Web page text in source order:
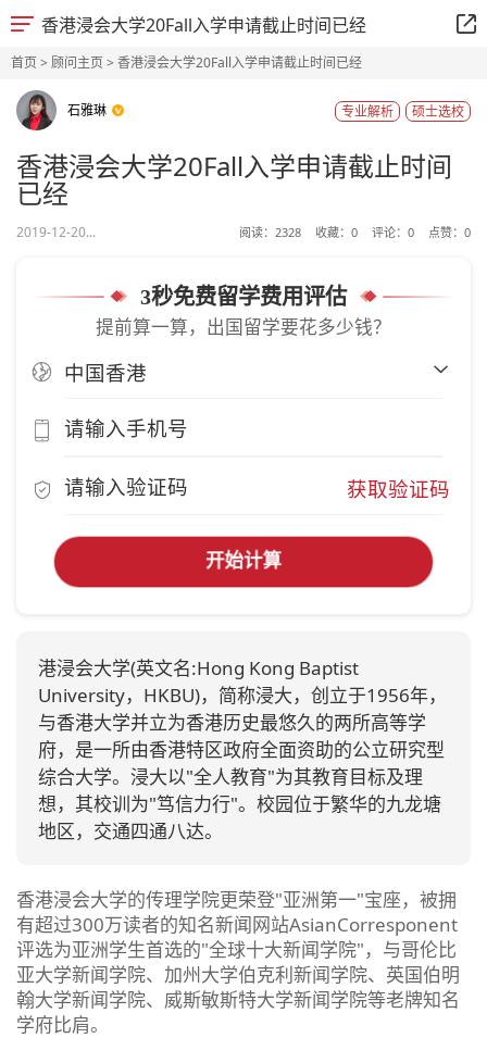
香港浸会大学20Fall入学申请截止时间已经
首页> 顾问主页> 香港浸会大学20Fall入学申请截止时间已经
石雅琳 硕士选校
专业解析
香港浸会大学20Fall入学申请截止时间
已经
2019-12-20... 阅读： 2328 收藏： 0 评论： 0 点赞： 0
3秒免费留学费用评估
提前算一算，出国留学要花多少钱？
获取验证码
开始计算
港浸会大学(英文名:Hong Kong Baptist
University，HKBU)，简称浸大，创立于1956年，
与香港大学并立为香港历史最悠久的两所高等学
府，是一所由香港特区政府全面资助的公立研究型
综合大学。浸大以"全人教育"为其教育目标及理
想，其校训为"笃信力行"。校园位于繁华的九龙塘
地区，交通四通八达。
香港浸会大学的传理学院更荣登"亚洲第一"宝座，被拥
有超过300万读者的知名新闻网站AsianCorresponent
评选为亚洲学生首选的"全球十大新闻学院"，与哥伦比
亚大学新闻学院、加州大学伯克利新闻学院、英国伯明
翰大学新闻学院、威斯敏斯特大学新闻学院等老牌知名
学府比肩。